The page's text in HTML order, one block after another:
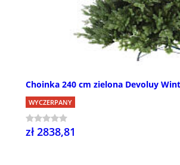
Choinka 240 cm zielona Devoluy
WYCZERPANY
zł 2838,81